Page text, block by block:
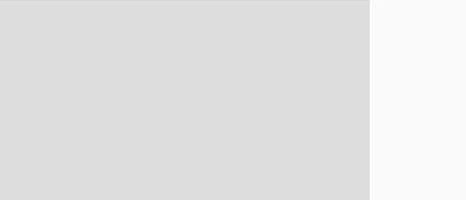
but it may be hard to understand.